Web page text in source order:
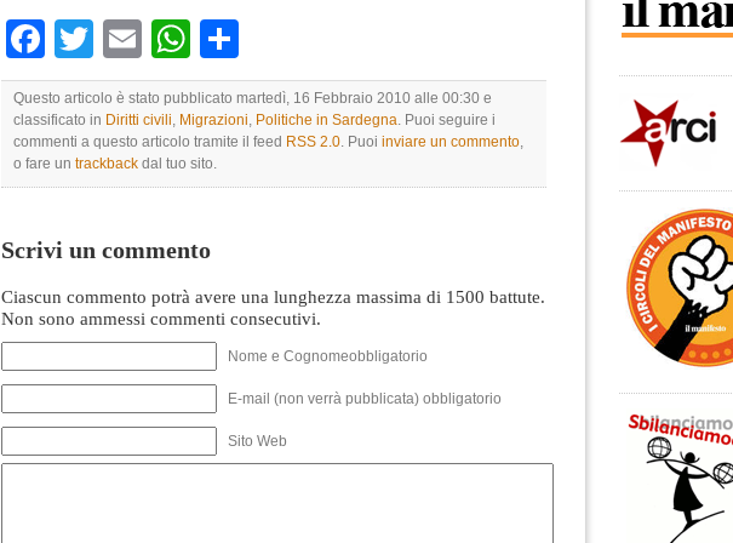
Facebook
TwitterEmailWhatsApp
Questo articolo è stato pubblicato martedì, 16 Febbraio 2010 alle 00:30 e
classificato in Diritti civili, Migrazioni, Politiche in Sardegna. Puoi seguire i
commenti a questo articolo tramite il feed RSS 2.0. Puoi inviare un commento,
o fare un trackback dal tuo sito.
Scrivi un commento
Ciascun commento potrà avere una lunghezza massima di 1500 battute.
Non sono ammessi commenti consecutivi.
Nome e Cognomeobbligatorio
E-mail (non verrà pubblicata) obbligatorio
Sito Web